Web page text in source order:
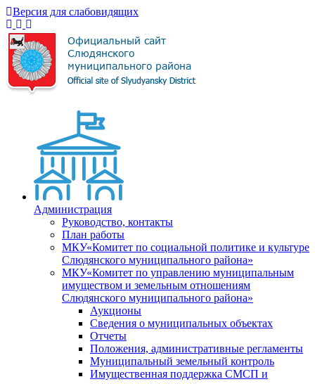
Версия для слабовидящих
Администрация
Руководство, контакты
План работы
МКУ«Комитет по социальной политике и культуре
Слюдянского муниципального района»
МКУ«Комитет по управлению муниципальным
имуществом и земельным отношениям
Слюдянского муниципального района»
Аукционы
Сведения о муниципальных объектах
Отчеты
Положения, административные регламенты
Муниципальный земельный контроль
Имущественная поддержка СМСП и